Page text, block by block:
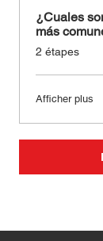
¿Cuales
más
.2 étapes
Afficher plus